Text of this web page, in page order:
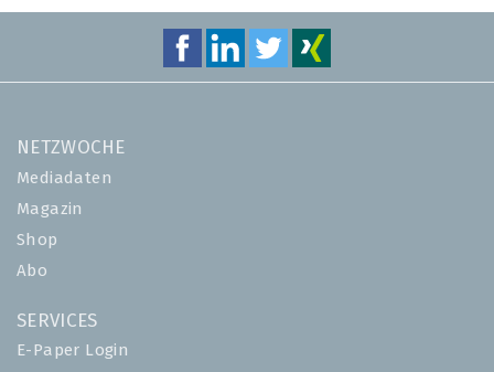
NETZWOCHE
Mediadaten
Magazin
Shop
Abo
SERVICES
E-Paper Login